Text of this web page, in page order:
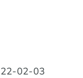
02-03